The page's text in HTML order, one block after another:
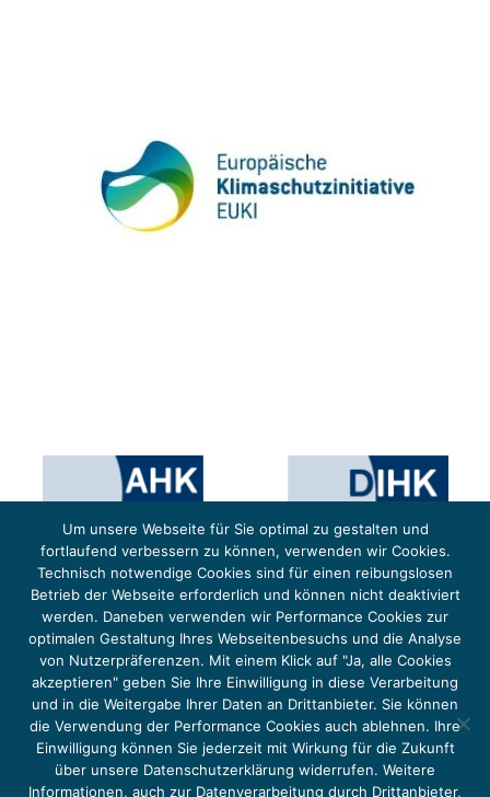
Das Projekt YOUNG ENERGY EUROPE wird gefördert durch die Europäische Klimaschutzinitiative (EUKI).
Die EUKI ist ein Förderinstrument des deutschen Bundesministeriums für Umwelt, Klimaschutz,
Naturschutz und nukleare Sicherheit (BMUKN). Übergeordnetes Ziel der EUKI ist eine Intensivierung des
grenzüberschreitenden Dialogs sowie des Wissens- und Erfahrungsaustauschs in der Europäischen Union,
um gemeinsam die Umsetzung des Paris Abkommens voranzutreiben.
Um unsere Webseite für Sie optimal zu gestalten und
fortlaufend verbessern zu können, verwenden wir Cookies.
Technisch notwendige Cookies sind für einen reibungslosen
Betrieb der Webseite erforderlich und können nicht deaktiviert
werden. Daneben verwenden wir Performance Cookies zur
optimalen Gestaltung Ihres Webseitenbesuchs und die Analyse
von Nutzerpräferenzen. Mit einem Klick auf "Ja, alle Cookies
akzeptieren" geben Sie Ihre Einwilligung in diese Verarbeitung
und in die Weitergabe Ihrer Daten an Drittanbieter. Sie können
die Verwendung der Performance Cookies auch ablehnen. Ihre
Einwilligung können Sie jederzeit mit Wirkung für die Zukunft
über unsere Datenschutzerklärung widerrufen. Weitere
Informationen, auch zur Datenverarbeitung durch Drittanbieter,